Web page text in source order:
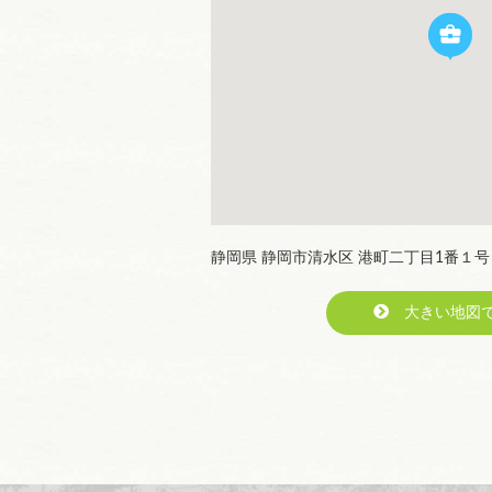
静岡県 静岡市清水区 港町二丁目1番１号
大きい地図